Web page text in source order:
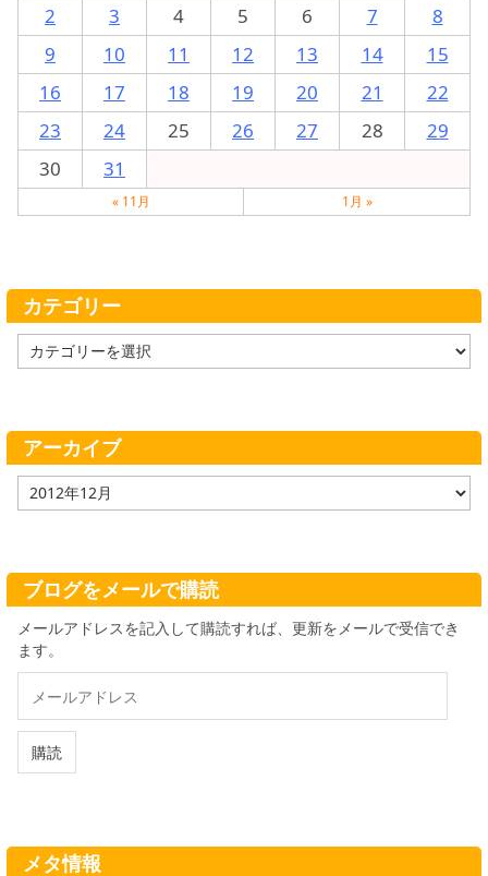
2
3 4 5 6 7
8
9
10 11 12 13 14
15
16
17 18 19 20 21
22
23
24 25 26 27 28
29
30
31
« 11月 1月 »
カテゴリー
テ
ー
アーカイブ
ア
ー
ブ
ブログをメールで購読
メールアドレスを記入して購読すれば、更新をメールで受信でき
ます。
ル
ド
購読
メタ情報